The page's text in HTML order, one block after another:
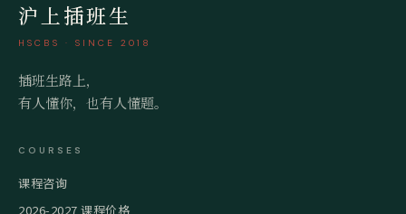
沪上插班生
HSCBS · SINCE 2018
插班生路上，
有人懂你，也有人懂题。
COURSES
课程咨询
2026-2027 课程价格